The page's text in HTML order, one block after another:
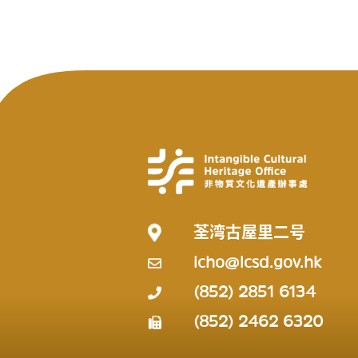
荃湾古屋里二号
icho@lcsd.gov.hk
(852) 2851 6134
(852) 2462 6320